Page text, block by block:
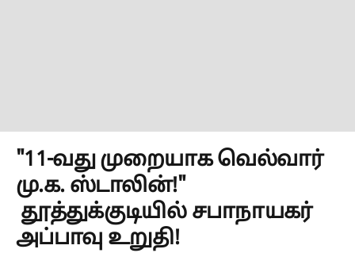
"11-வது முறையாக வெல்வார்
மு.க. ஸ்டாலின்!"
தூத்துக்குடியில் சபாநாயகர்
அப்பாவு உறுதி!